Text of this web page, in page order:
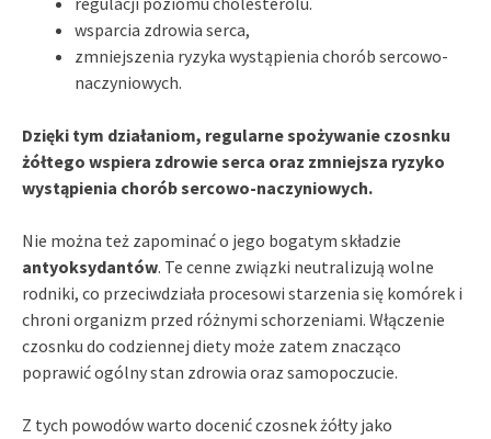
wsparcia zdrowia serca,
zmniejszenia ryzyka wystąpienia chorób sercowo-
naczyniowych.
Dzięki tym działaniom, regularne spożywanie czosnku
żółtego wspiera zdrowie serca oraz zmniejsza ryzyko
wystąpienia chorób sercowo-naczyniowych.
Nie można też zapominać o jego bogatym składzie
antyoksydantów. Te cenne związki neutralizują wolne
rodniki, co przeciwdziała procesowi starzenia się komórek i
chroni organizm przed różnymi schorzeniami. Włączenie
czosnku do codziennej diety może zatem znacząco
poprawić ogólny stan zdrowia oraz samopoczucie.
Z tych powodów warto docenić czosnek żółty jako